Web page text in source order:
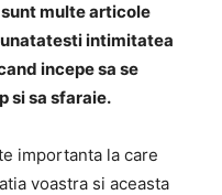
multe articole
intimitatea
incepe sa se
si sa sfaraie.
importanta la care
voastra si aceasta